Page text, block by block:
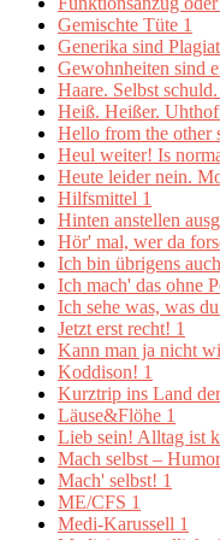
Gemischte Tüte 1
Generika sind
Gewohnheiten sind
Haare. Selbst schuld.
Heiß. Heißer.
Hello from the other
Heul weiter! Is
Heute leider nein.
Hilfsmittel 1
Hinten anstellen
Hör' mal, wer da
Ich bin übrigens
Ich mach' das ohne
Ich sehe was, was
Jetzt erst recht! 1
Kann man ja nicht
Koddison! 1
Kurztrip ins Land
Läuse&Flöhe 1
Lieb sein! Alltag ist
Mach selbst –
Mach' selbst! 1
ME/CFS 1
Medi-Karussell 1